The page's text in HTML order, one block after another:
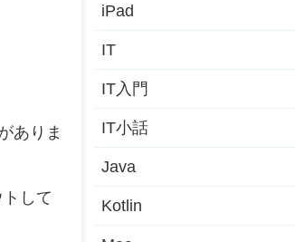
ありま
して
iPad
IT
IT入門
IT小話
Java
Kotlin